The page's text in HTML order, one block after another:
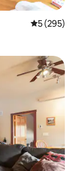
Vidutinis
5 (295)